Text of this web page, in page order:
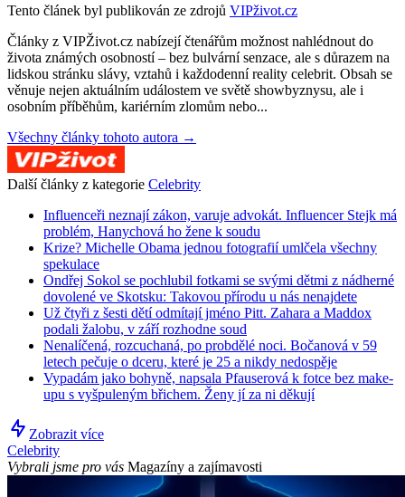
Tento článek byl publikován ze zdrojů VIPživot.cz
Články z VIPŽivot.cz nabízejí čtenářům možnost nahlédnout do
života známých osobností – bez bulvární senzace, ale s důrazem na
lidskou stránku slávy, vztahů i každodenní reality celebrit. Obsah se
věnuje nejen aktuálním událostem ve světě showbyznysu, ale i
osobním příběhům, kariérním zlomům nebo...
Všechny články tohoto autora →
Další články z kategorie Celebrity
Influenceři neznají zákon, varuje advokát. Influencer Stejk má
problém, Hanychová ho žene k soudu
Krize? Michelle Obama jednou fotografií umlčela všechny
spekulace
Ondřej Sokol se pochlubil fotkami se svými dětmi z nádherné
dovolené ve Skotsku: Takovou přírodu u nás nenajdete
Už čtyři z šesti dětí odmítají jméno Pitt. Zahara a Maddox
podali žalobu, v září rozhodne soud
Nenalíčená, rozcuchaná, po probdělé noci. Bočanová v 59
letech pečuje o dceru, které je 25 a nikdy nedospěje
Vypadám jako bohyně, napsala Pfauserová k fotce bez make-
upu s vyšpuleným břichem. Ženy jí za ni děkují
Zobrazit více
Celebrity
Vybrali jsme pro vás Magazíny a zajímavosti